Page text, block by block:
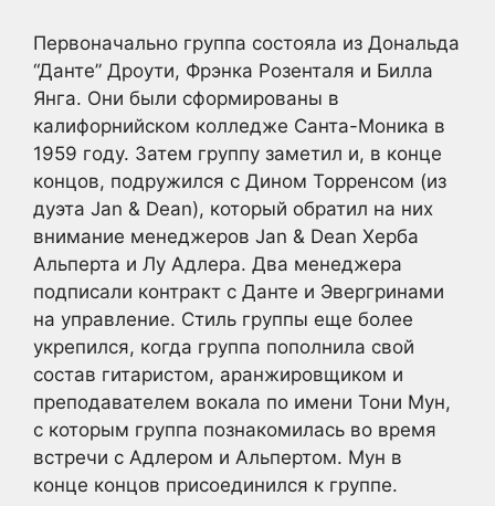
Первоначально группа состояла из Дональда
“Данте” Дроути, Фрэнка Розенталя и Билла
Янга. Они были сформированы в
калифорнийском колледже Санта-Моника в
1959 году. Затем группу заметил и, в конце
концов, подружился с Дином Торренсом (из
дуэта Jan & Dean), который обратил на них
внимание менеджеров Jan & Dean Херба
Альперта и Лу Адлера. Два менеджера
подписали контракт с Данте и Эвергринами
на управление. Стиль группы еще более
укрепился, когда группа пополнила свой
состав гитаристом, аранжировщиком и
преподавателем вокала по имени Тони Мун,
с которым группа познакомилась во время
встречи с Адлером и Альпертом. Мун в
конце концов присоединился к группе.